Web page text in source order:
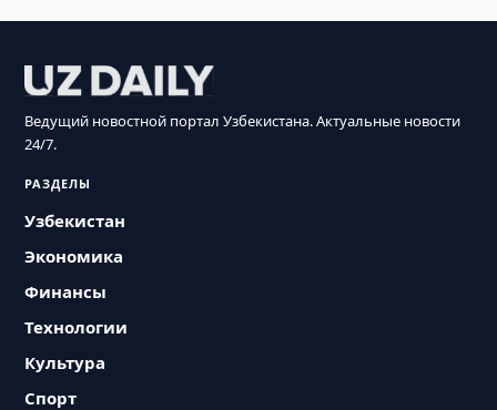
Ведущий новостной портал Узбекистана. Актуальные новости
24/7.
РАЗДЕЛЫ
Узбекистан
Экономика
Финансы
Технологии
Культура
Спорт